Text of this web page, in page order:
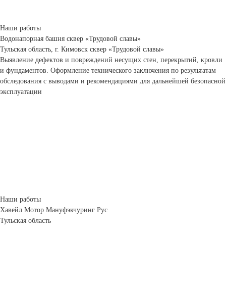
Наши работы
Водонапорная башня сквер «Трудовой славы»
Тульская область, г. Кимовск сквер «Трудовой славы»
Выявление дефектов и повреждений несущих стен, перекрытий, кровли
и фундаментов. Оформление технического заключения по результатам
обследования с выводами и рекомендациями для дальнейшей безопасной
эксплуатации
Наши работы
Хавейл Мотор Мануфэкчуринг Рус
Тульская область